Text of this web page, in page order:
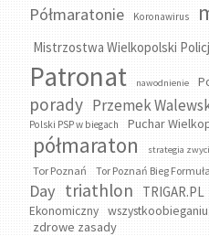
Półmaratonie
Koronawirus
Mistrzostwa Wielkopolski
Patronat
nawodnienie
porady Przemek
Polski PSP w biegach
Puchar
półmaraton strategia
Tor Poznań Tor Poznań Bieg
Day triathlon TRIGAR.PL
Ekonomiczny
zdrowe zasady